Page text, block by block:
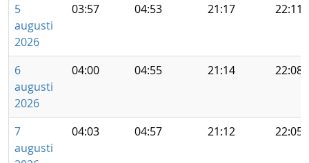
5
augusti
2026
03:57 04:53 21:17 22:11
6
augusti
2026
04:00 04:55 21:14 22:08
7
augusti
04:03 04:57 21:12 22:05